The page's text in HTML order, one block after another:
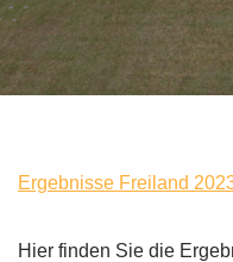
Ergebnisse Freiland
Hier finden Sie die